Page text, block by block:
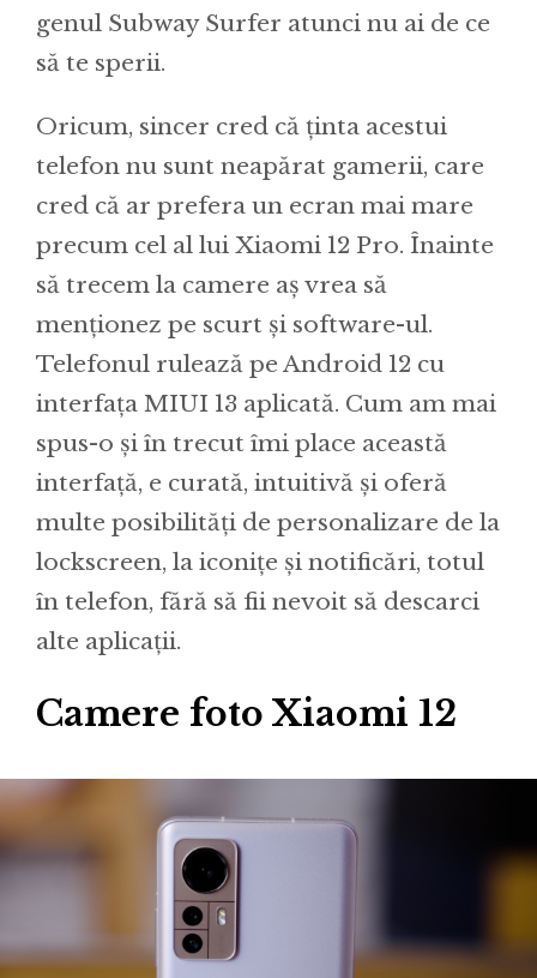
genul Subway Surfer atunci nu ai de ce
să te sperii.
Oricum, sincer cred că ținta acestui
telefon nu sunt neapărat gamerii, care
cred că ar prefera un ecran mai mare
precum cel al lui Xiaomi 12 Pro. Înainte
să trecem la camere aș vrea să
menționez pe scurt și software-ul.
Telefonul rulează pe Android 12 cu
interfața MIUI 13 aplicată. Cum am mai
spus-o și în trecut îmi place această
interfață, e curată, intuitivă și oferă
multe posibilități de personalizare de la
lockscreen, la iconițe și notificări, totul
în telefon, fără să fii nevoit să descarci
alte aplicații.
Camere foto Xiaomi 12